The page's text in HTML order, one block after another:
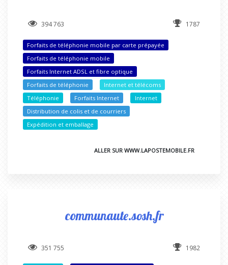
394 763 1787
Forfaits de téléphonie mobile par carte prépayée
Forfaits de téléphonie mobile
Forfaits Internet ADSL et fibre optique
Forfaits de téléphonie
Internet et télécoms
Téléphonie
Forfaits Internet
Internet
Distribution de colis et de courriers
Expédition et emballage
ALLER SUR WWW.LAPOSTEMOBILE.FR
communaute.sosh.fr
351 755 1982